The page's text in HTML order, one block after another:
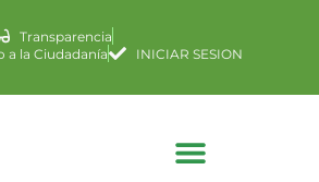
de
Transparencia
a la Ciudadanía
INICIAR SESION